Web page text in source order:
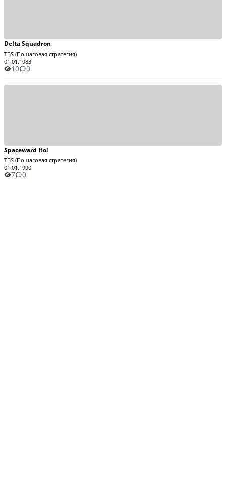
Delta Squadron
TBS (Пошаговая стратегия)
01.01.1983
10 0
Spaceward Ho!
TBS (Пошаговая стратегия)
01.01.1990
7 0